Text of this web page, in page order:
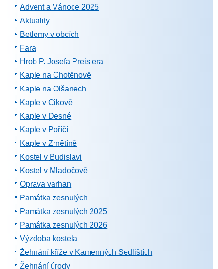
Advent a Vánoce 2025
Aktuality
Betlémy v obcích
Fara
Hrob P. Josefa Preislera
Kaple na Chotěnově
Kaple na Olšanech
Kaple v Cikově
Kaple v Desné
Kaple v Poříčí
Kaple v Zrnětíně
Kostel v Budislavi
Kostel v Mladočově
Oprava varhan
Památka zesnulých
Památka zesnulých 2025
Památka zesnulých 2026
Výzdoba kostela
Žehnání kříže v Kamenných Sedlištích
Žehnání úrody